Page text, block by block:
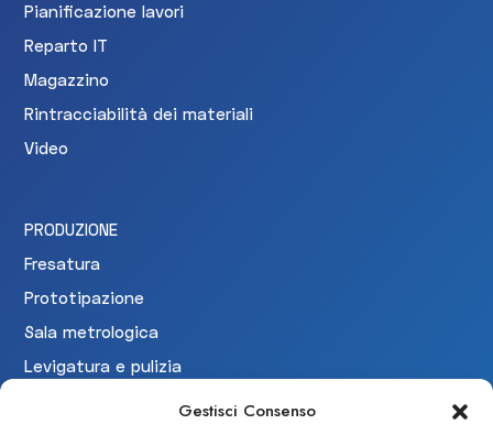
Gestisci Consenso
Pianificazione lavori
Reparto IT
Magazzino
Rintracciabilità dei materiali
Video
PRODUZIONE
Fresatura
Prototipazione
Sala metrologica
Levigatura e pulizia